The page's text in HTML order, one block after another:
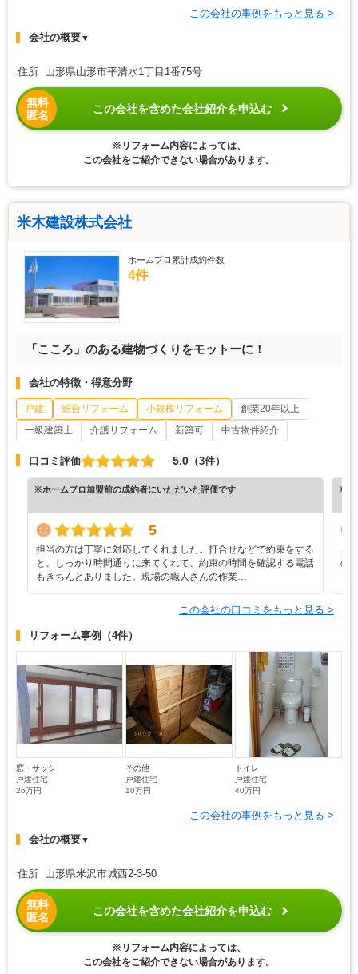
この会社の事例をもっと見る >
会社の概要▼
住所 山形県山形市平清水1丁目1番75号
無料
匿名
この会社を含めた会社紹介を申込む
※リフォーム内容によっては、
この会社をご紹介できない場合があります。
米木建設株式会社
ホームプロ累計成約件数
4件
「こころ」のある建物づくりをモットーに！
会社の特徴・得意分野
戸建 総合リフォーム 小規模リフォーム
創業20年以上
一級建築士
介護リフォーム 新築可 中古物件紹介
口コミ評価 5.0 （3件）
※ホームプロ加盟前の成約者にいただいた評価です
5
担当の方は丁寧に対応してくれました。打合せなどで約束をする
と、しっかり時間通りに来てくれて、約束の時間を確認する電話
もきちんとありました。現場の職人さんの作業…
※ホ
こ
の
この会社の口コミをもっと見る >
リフォーム事例 （4件）
窓・サッシ
戸建住宅
26万円
その他
戸建住宅
10万円
トイレ
戸建住宅
40万円
この会社の事例をもっと見る >
会社の概要▼
住所 山形県米沢市城西2-3-50
無料
匿名
この会社を含めた会社紹介を申込む
※リフォーム内容によっては、
この会社をご紹介できない場合があります。